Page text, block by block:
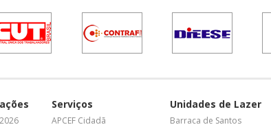
Serviços
APCEF Cidadã
Unidades de Lazer
Barraca de Santos